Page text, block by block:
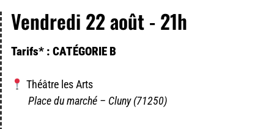
Vendredi 22 août - 21h
Tarifs* : CATÉGORIE B
Théâtre les Arts
Place du marché – Cluny (71250)